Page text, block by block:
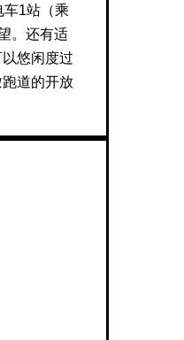
车1站（乘
。还有适
悠闲度过
道的开放